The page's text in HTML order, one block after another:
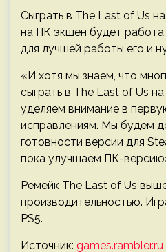
Сыграть в The Last of Us
на ПК экшен будет
для лучшей работы его и
«И хотя мы знаем, что
сыграть в The Last of Us
уделяем внимание в
исправлениям. Мы будем
готовности версии для
пока улучшаем ПК-
Ремейк The Last of Us
производительностью.
PS5.
Источник: games.rambler.ru